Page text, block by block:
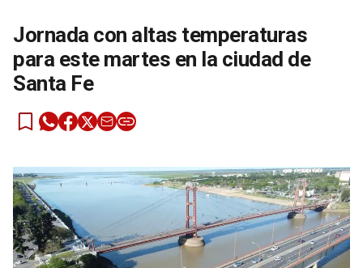
Jornada con altas temperaturas
para este martes en la ciudad de
Santa Fe